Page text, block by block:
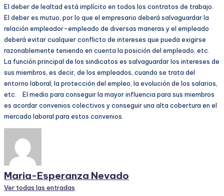
El deber de lealtad está implícito en todos los contratos de trabajo.
El deber es mutuo, por lo que el empresario deberá salvaguardar la
relación empleador-empleado de diversas maneras y el empleado
deberá evitar cualquier conflicto de intereses que pueda exigirse
razonablemente teniendo en cuenta la posición del empleado, etc.
La función principal de los sindicatos es salvaguardar los intereses de
sus miembros, es decir, de los empleados, cuando se trata del
entorno laboral, la protección del empleo, la evolución de los salarios,
etc. El medio para conseguir la mayor influencia para sus miembros
es acordar convenios colectivos y conseguir una alta cobertura en el
mercado laboral para estos convenios.
Maria-Esperanza Nevado
Ver todas las entradas